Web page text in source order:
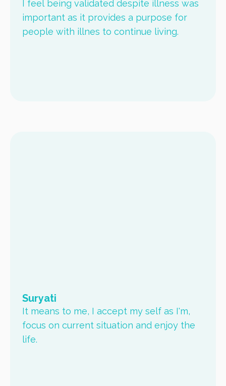
I feel being validated despite illness was
important as it provides a purpose for
people with illnes to continue living.
Suryati
It means to me, I accept my self as I'm,
focus on current situation and enjoy the
life.